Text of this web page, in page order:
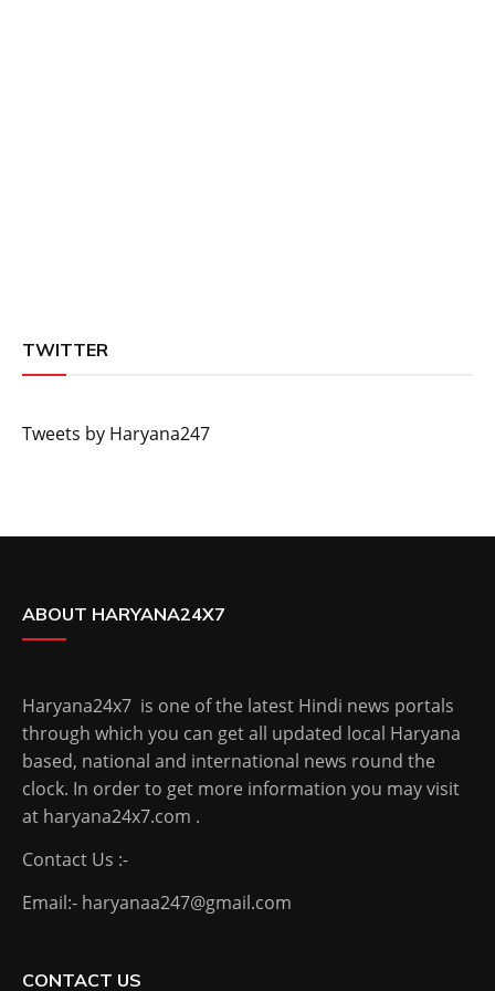
TWITTER
Tweets by Haryana247
ABOUT HARYANA24X7
Haryana24x7 is one of the latest Hindi news portals
through which you can get all updated local Haryana
based, national and international news round the
clock. In order to get more information you may visit
at haryana24x7.com .
Contact Us :-
Email:- haryanaa247@gmail.com
CONTACT US